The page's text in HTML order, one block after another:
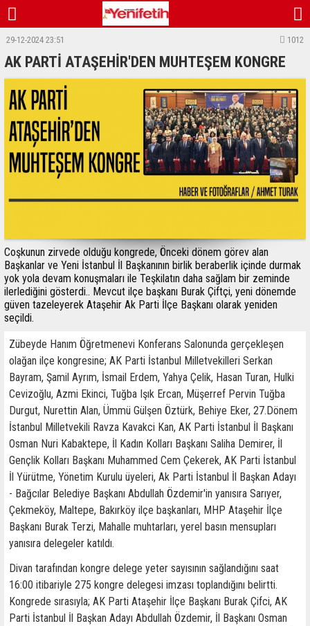
29-12-2024 23:51 1012
AK PARTİ ATAŞEHİR'DEN MUHTEŞEM KONGRE
Coşkunun zirvede olduğu kongrede, Önceki dönem görev alan
Başkanlar ve Yeni İstanbul İl Başkanının birlik beraberlik içinde durmak
yok yola devam konuşmaları ile Teşkilatın daha sağlam bir zeminde
ilerlediğini gösterdi.. Mevcut ilçe başkanı Burak Çiftçi, yeni dönemde
güven tazeleyerek Ataşehir Ak Parti İlçe Başkanı olarak yeniden
seçildi.
Zübeyde Hanım Öğretmenevi Konferans Salonunda gerçekleşen
olağan ilçe kongresine; AK Parti İstanbul Milletvekilleri Serkan
Bayram, Şamil Ayrım, İsmail Erdem, Yahya Çelik, Hasan Turan, Hulki
Cevizoğlu, Azmi Ekinci, Tuğba Işık Ercan, Müşerref Pervin Tuğba
Durgut, Nurettin Alan, Ümmü Gülşen Öztürk, Behiye Eker, 27.Dönem
İstanbul Milletvekili Ravza Kavakci Kan, AK Parti İstanbul İl Başkanı
Osman Nuri Kabaktepe, İl Kadın Kolları Başkanı Saliha Demirer, İl
Gençlik Kolları Başkanı Muhammed Cem Çekerek, AK Parti İstanbul
İl Yürütme, Yönetim Kurulu üyeleri, Ak Parti İstanbul İl Başkan Adayı
- Bağcılar Belediye Başkanı Abdullah Özdemir'in yanısıra Sarıyer,
Çekmeköy, Maltepe, Bakırköy ilçe başkanları, MHP Ataşehir İlçe
Başkanı Burak Terzi, Mahalle muhtarları, yerel basın mensupları
yanısıra delegeler katıldı.
Divan tarafından kongre delege yeter sayısının sağlandığını saat
16:00 itibariyle 275 kongre delegesi imzası toplandığını belirtti.
Kongrede sırasıyla; AK Parti Ataşehir İlçe Başkanı Burak Çifci, AK
Parti İstanbul İl Başkan Adayı Abdullah Özdemir, İl Başkanı Osman